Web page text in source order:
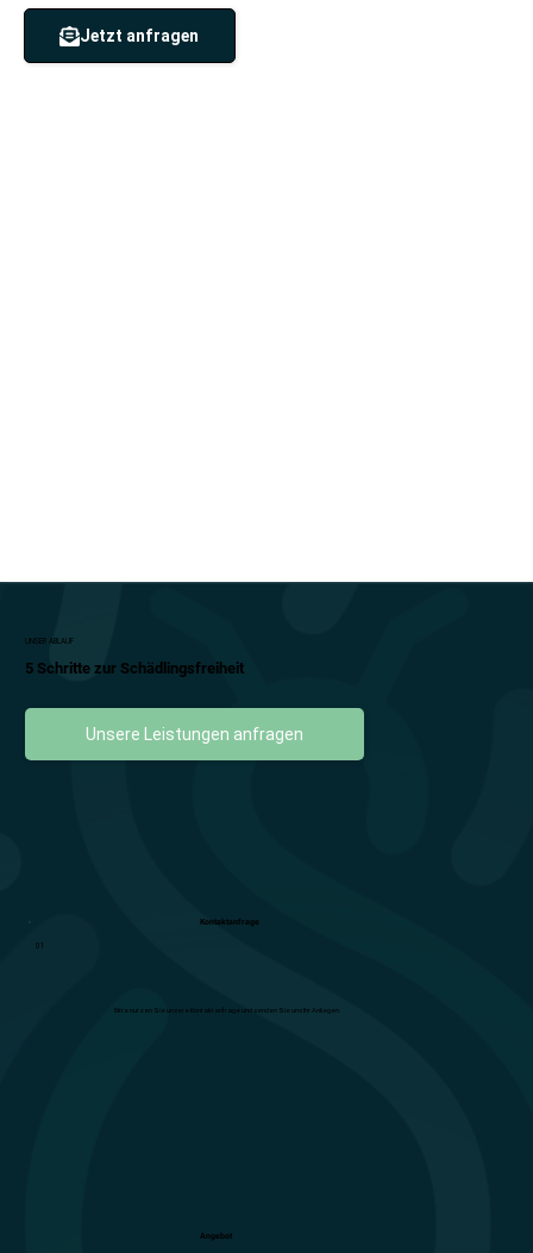
Jetzt anfragen
UNSER ABLAUF
5 Schritte zur Schädlingsfreiheit
Unsere Leistungen anfragen
01
Kontaktanfrage
Bitte nutzen Sie unsere Kontaktanfrage und senden Sie uns Ihr Anliegen.
Angebot